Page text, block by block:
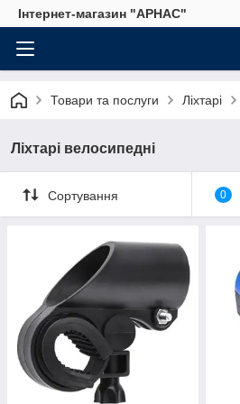
Інтернет-магазин "АРНАС"
Товари та послуги Ліхтарі
Ліхтарі велосипедні
Сортування 0